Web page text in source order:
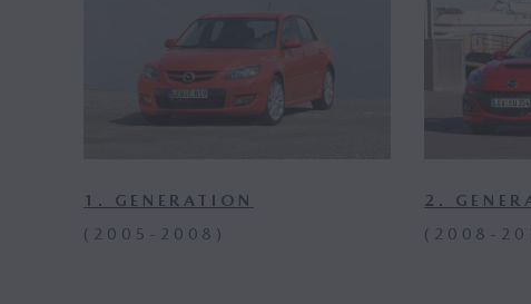
1. GENERATION
(2005-2008)
2.
(2008-